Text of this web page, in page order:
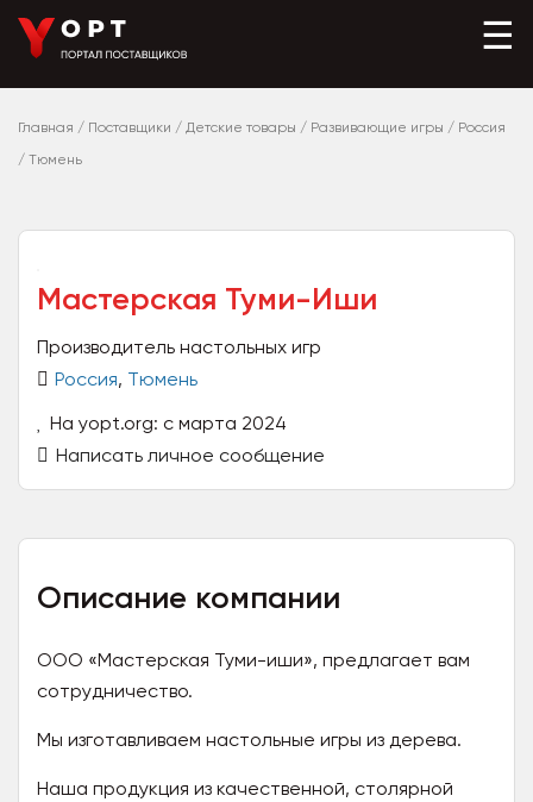
☰
Главная / Поставщики / Детские товары / Развивающие игры / Россия
/ Тюмень
Мастерская Туми-Иши
Производитель настольных игр
Россия, Тюмень
На yopt.org: с марта 2024
Написать личное сообщение
Описание компании
ООО «Мастерская Туми-иши», предлагает вам
сотрудничество.
Мы изготавливаем настольные игры из дерева.
Наша продукция из качественной, столярной